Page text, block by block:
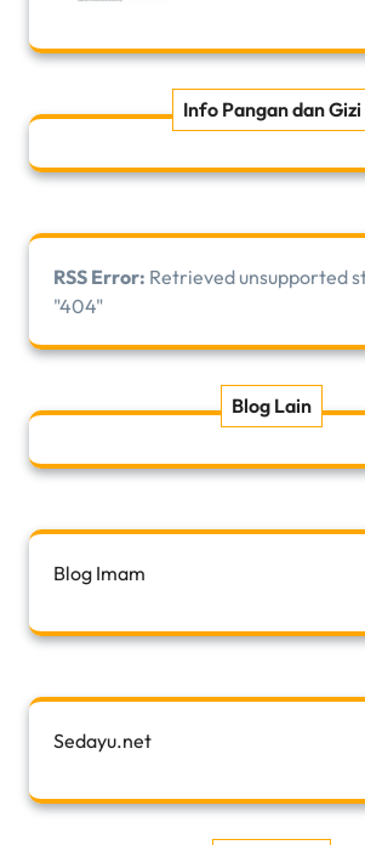
Info Pangan dan Gizi
RSS Error: Retrieved unsupported
"404"
Blog Lain
Blog Imam
Sedayu.net